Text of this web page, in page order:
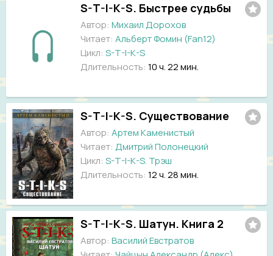
S-T-I-K-S. Быстрее судьбы
Автор: Михаил Дорохов
Читает: Альберт Фомин (Fan12)
Цикл: S-T-I-K-S
Длительность: 10 ч. 22 мин.
S-T-I-K-S. Существование
Автор: Артем Каменистый
Читает: Дмитрий Полонецкий
Цикл: S-T-I-K-S. Трэш
Длительность: 12 ч. 28 мин.
S-T-I-K-S. Шатун. Книга 2
Автор: Василий Евстратов